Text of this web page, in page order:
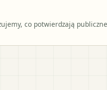
co potwierdzają